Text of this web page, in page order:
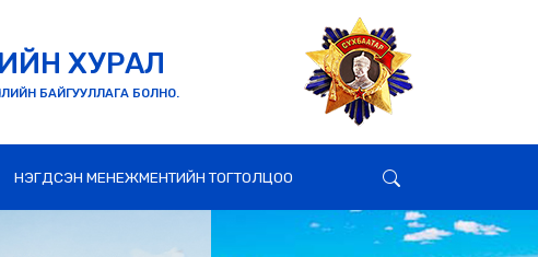
ХУРАЛ
БАЙГУУЛЛАГА БОЛНО.
НЭГДСЭН МЕНЕЖМЕНТИЙН ТОГТОЛЦОО